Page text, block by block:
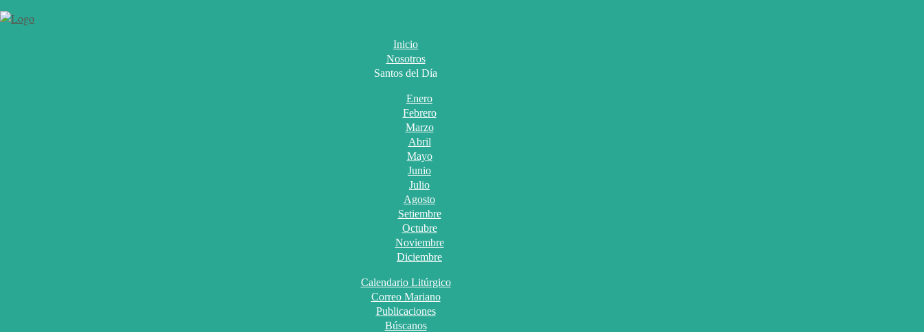
Inicio
Nosotros
Santos del Día
Enero
Febrero
Marzo
Abril
Mayo
Junio
Julio
Agosto
Setiembre
Octubre
Noviembre
Diciembre
Calendario Litúrgico
Correo Mariano
Publicaciones
Búscanos